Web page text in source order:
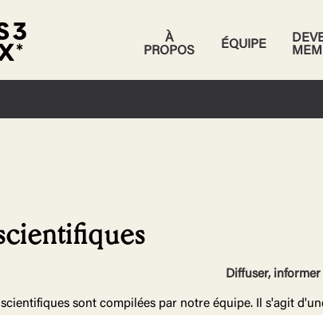
À
PROPOS
ÉQUIPE
Diffuser,
sont compilées par notre équipe. Il s'agit